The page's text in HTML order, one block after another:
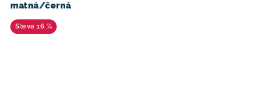
matná/černá
16 %